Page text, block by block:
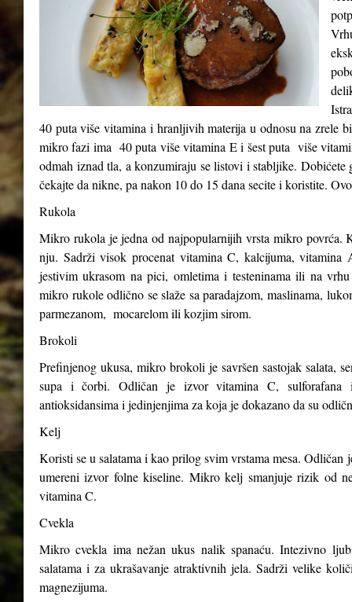
40 puta više vitamina i hranljivih materija u odnosu na zrele
mikro fazi ima 40 puta više vitamina E i šest puta više
odmah iznad tla, a konzumiraju se listovi i stabljike. Dobićete
čekajte da nikne, pa nakon 10 do 15 dana secite i koristite.
Rukola
Mikro rukola je jedna od najpopularnijih vrsta mikro povrća.
nju. Sadrži visok procenat vitamina C, kalcijuma,
jestivim ukrasom na pici, omletima i testeninama ili na
mikro rukole odlično se slaže sa paradajzom, maslinama,
parmezanom, mocarelom ili kozjim sirom.
Brokoli
Prefinjenog ukusa, mikro brokoli je savršen sastojak salata,
supa i čorbi. Odličan je izvor vitamina C,
antioksidansima i jedinjenjima za koja je dokazano da su
Kelj
Koristi se u salatama i kao prilog svim vrstama mesa.
umereni izvor folne kiseline. Mikro kelj smanjuje rizik od
vitamina C.
Cvekla
Mikro cvekla ima nežan ukus nalik spanaću. Intezivno
salatama i za ukrašavanje atraktivnih jela. Sadrži velike
magnezijuma.